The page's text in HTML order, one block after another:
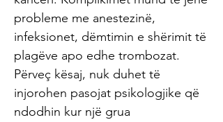
probleme me anestezinë,
infeksionet, dëmtimin e shërimit të
plagëve apo edhe trombozat.
Përveç kësaj, nuk duhet të
injorohen pasojat psikologjike që
ndodhin kur një grua